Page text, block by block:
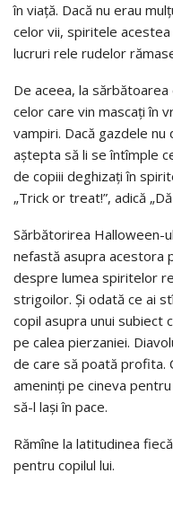
în viață. Dacă nu erau
celor vii, spiritele
lucruri rele rudelor
De aceea, la
celor care vin mascați în
vampiri. Dacă gazdele
aștepta să li se întîmple
de copiii deghizaţi în
„Trick or treat!”, adică
Sărbătorirea Halloween-
nefastă asupra acestora
despre lumea spiritelor
strigoilor. Și odată ce ai
copil asupra unui subiect
pe calea pierzaniei.
de care să poată profita.
ameninți pe cineva
să-l lași în pace.
Rămîne la latitudinea
pentru copilul lui.